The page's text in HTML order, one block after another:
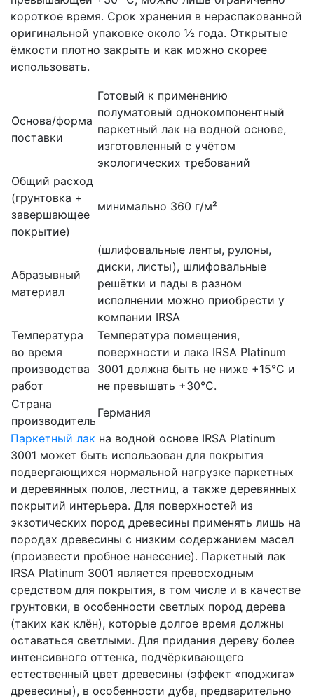
короткое время. Срок хранения в нераспакованной
оригинальной упаковке около ½ года. Открытые
ёмкости плотно закрыть и как можно скорее
использовать.
Основа/форма
поставки
Готовый к применению
полуматовый однокомпонентный
паркетный лак на водной основе,
изготовленный с учётом
экологических требований
Общий расход
(грунтовка +
завершающее
покрытие)
минимально 360 г/м²
Абразывный
материал
(шлифовальные ленты, рулоны,
диски, листы), шлифовальные
решётки и пады в разном
исполнении можно приобрести у
компании IRSA
Температура
во время
производства
работ
Температура помещения,
поверхности и лака IRSA Platinum
3001 должна быть не ниже +15°С и
не превышать +30°C.
Страна
производитель
Германия
Паркетный лак на водной основе IRSA Platinum
3001 может быть использован для покрытия
подвергающихся нормальной нагрузке паркетных
и деревянных полов, лестниц, а также деревянных
покрытий интерьера. Для поверхностей из
экзотических пород древесины применять лишь на
породах древесины с низким содержанием масел
(произвести пробное нанесение). Паркетный лак
IRSA Platinum 3001 является превосходным
средством для покрытия, в том числе и в качестве
грунтовки, в особенности светлых пород дерева
(таких как клён), которые долгое время должны
оставаться светлыми. Для придания дереву более
интенсивного оттенка, подчёркивающего
естественный цвет древесины (эффект «поджига»
древесины), в особенности дуба, предварительно